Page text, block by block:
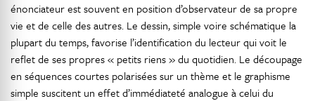
énonciateur est souvent en position d’observateur de sa propre
vie et de celle des autres. Le dessin, simple voire schématique la
plupart du temps, favorise l’identification du lecteur qui voit le
reflet de ses propres « petits riens » du quotidien. Le découpage
en séquences courtes polarisées sur un thème et le graphisme
simple suscitent un effet d’immédiateté analogue à celui du